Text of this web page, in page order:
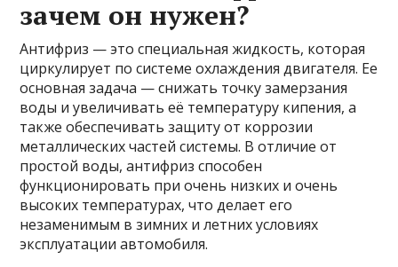
зачем он нужен?
Антифриз — это специальная жидкость, которая
циркулирует по системе охлаждения двигателя. Ее
основная задача — снижать точку замерзания
воды и увеличивать её температуру кипения, а
также обеспечивать защиту от коррозии
металлических частей системы. В отличие от
простой воды, антифриз способен
функционировать при очень низких и очень
высоких температурах, что делает его
незаменимым в зимних и летних условиях
эксплуатации автомобиля.